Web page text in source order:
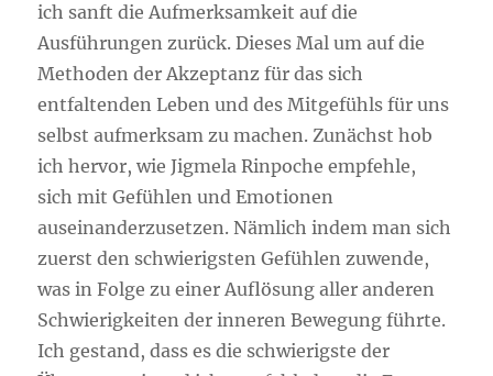
ich sanft die Aufmerksamkeit auf die
Ausführungen zurück. Dieses Mal um auf die
Methoden der Akzeptanz für das sich
entfaltenden Leben und des Mitgefühls für uns
selbst aufmerksam zu machen. Zunächst hob
ich hervor, wie Jigmela Rinpoche empfehle,
sich mit Gefühlen und Emotionen
auseinanderzusetzen. Nämlich indem man sich
zuerst den schwierigsten Gefühlen zuwende,
was in Folge zu einer Auflösung aller anderen
Schwierigkeiten der inneren Bewegung führte.
Ich gestand, dass es die schwierigste der